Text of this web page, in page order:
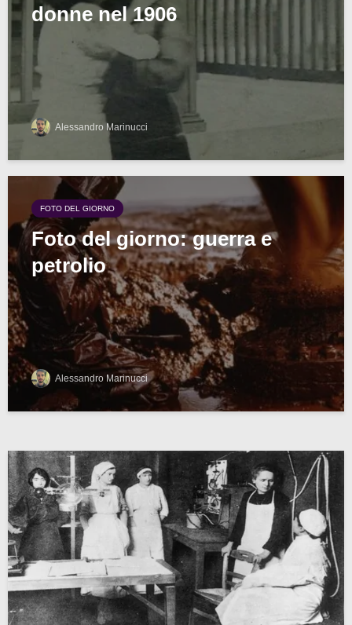
donne nel 1906
Alessandro Marinucci
FOTO DEL GIORNO
Foto del giorno: guerra e
petrolio
Alessandro Marinucci